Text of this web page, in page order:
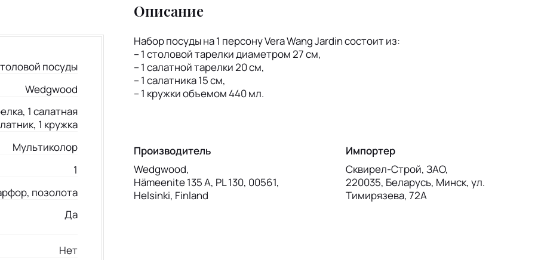
посуды
Wedgwood
1 салатная
1 кружка
Мультиколор
1
позолота
Да
Нет
Описание
Набор посуды на 1 персону Vera Wang Jardin состоит из:
– 1 столовой тарелки диаметром 27 см,
– 1 салатной тарелки 20 см,
– 1 салатника 15 см,
– 1 кружки объемом 440 мл.
Производитель
Wedgwood,
Hämeenite 135 A, PL 130, 00561,
Helsinki, Finland
Импортер
Сквирел-Строй, ЗАО,
220035, Беларусь, Минск, ул.
Тимирязева, 72А